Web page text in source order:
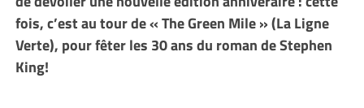
fois, c’est au tour de « The Green Mile » (La Ligne
Verte), pour fêter les 30 ans du roman de Stephen
King!